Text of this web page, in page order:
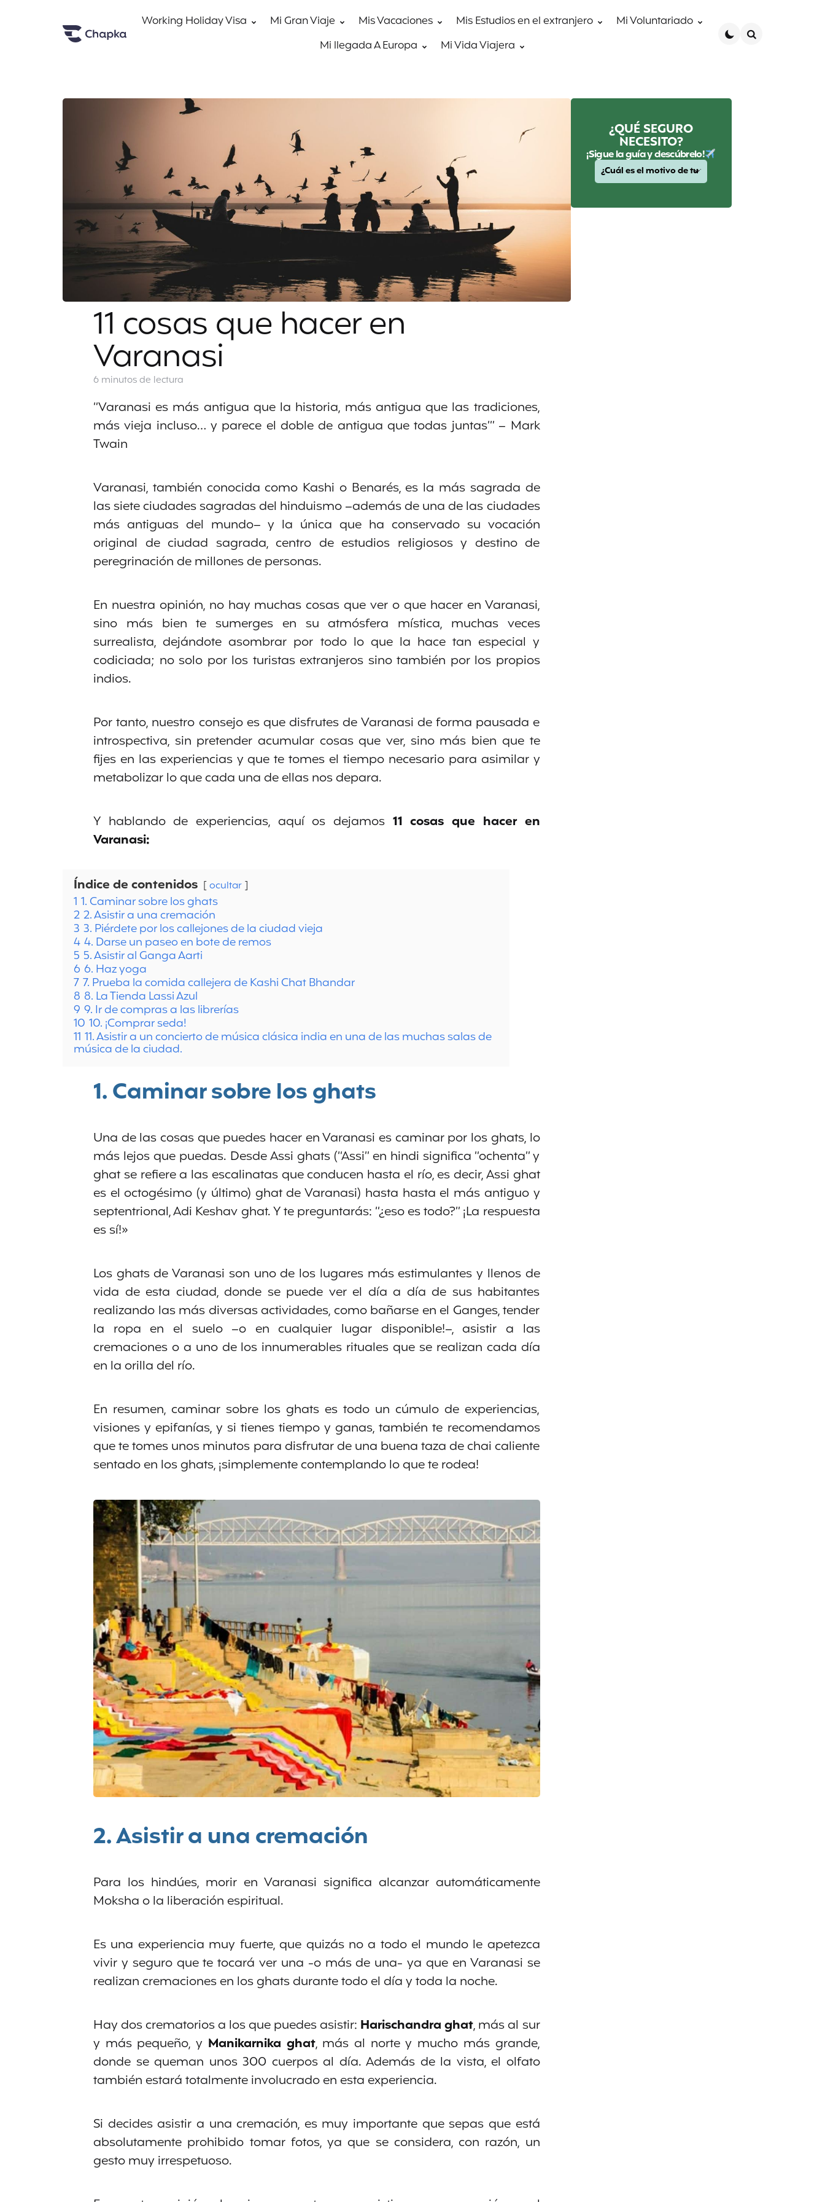
Working Holiday Visa Mi Gran Viaje Mis Vacaciones Mis Estudios en el extranjero
Mi Voluntariado
Mi llegada A Europa
Mi Vida Viajera
11 cosas que hacer en
Varanasi
6 minutosde lectura
“Varanasi es más antigua que la historia, más antigua que las tradiciones,
más vieja incluso… y parece el doble de antigua que todas juntas’” – Mark
Twain
Varanasi, también conocida como Kashi o Benarés, es la más sagrada de
las siete ciudades sagradas del hinduismo –además de una de las ciudades
más antiguas del mundo– y la única que ha conservado su vocación
original de ciudad sagrada, centro de estudios religiosos y destino de
peregrinación de millones de personas.
En nuestra opinión, no hay muchas cosas que ver o que hacer en Varanasi,
sino más bien te sumerges en su atmósfera mística, muchas veces
surrealista, dejándote asombrar por todo lo que la hace tan especial y
codiciada; no solo por los turistas extranjeros sino también por los propios
indios.
Por tanto, nuestro consejo es que disfrutes de Varanasi de forma pausada e
introspectiva, sin pretender acumular cosas que ver, sino más bien que te
fijes en las experiencias y que te tomes el tiempo necesario para asimilar y
metabolizar lo que cada una de ellas nos depara.
Y hablando de experiencias, aquí os dejamos 11 cosas que hacer en
Varanasi:
Índice de contenidos ocultar
1 1. Caminar sobre los ghats
2 2. Asistir a una cremación
3 3. Piérdete por los callejones de la ciudad vieja
4 4. Darse un paseo en bote de remos
5 5. Asistir al Ganga Aarti
6 6. Haz yoga
7 7. Prueba la comida callejera de Kashi Chat Bhandar
8 8. La Tienda Lassi Azul
9 9. Ir de compras a las librerías
10 10. ¡Comprar seda!
11 11. Asistir a un concierto de música clásica india en una de las muchas salas de
música de la ciudad.
1. Caminar sobre los ghats
Una de las cosas que puedes hacer en Varanasi es caminar por los ghats, lo
más lejos que puedas. Desde Assi ghats (“Assi” en hindi significa “ochenta” y
ghat se refiere a las escalinatas que conducen hasta el río, es decir, Assi ghat
es el octogésimo (y último) ghat de Varanasi) hasta hasta el más antiguo y
septentrional, Adi Keshav ghat. Y te preguntarás: “¿eso es todo?” ¡La respuesta
es sí!»
Los ghats de Varanasi son uno de los lugares más estimulantes y llenos de
vida de esta ciudad, donde se puede ver el día a día de sus habitantes
realizando las más diversas actividades, como bañarse en el Ganges, tender
la ropa en el suelo –o en cualquier lugar disponible!–, asistir a las
cremaciones o a uno de los innumerables rituales que se realizan cada día
en la orilla del río.
En resumen, caminar sobre los ghats es todo un cúmulo de experiencias,
visiones y epifanías, y si tienes tiempo y ganas, también te recomendamos
que te tomes unos minutos para disfrutar de una buena taza de chai caliente
sentado en los ghats, ¡simplemente contemplando lo que te rodea!
2. Asistir a una cremación
Para los hindúes, morir en Varanasi significa alcanzar automáticamente
Moksha o la liberación espiritual.
Es una experiencia muy fuerte, que quizás no a todo el mundo le apetezca
vivir y seguro que te tocará ver una -o más de una- ya que en Varanasi se
realizan cremaciones en los ghats durante todo el día y toda la noche.
Hay dos crematorios a los que puedes asistir: Harischandra ghat, más al sur
y más pequeño, y Manikarnika ghat, más al norte y mucho más grande,
donde se queman unos 300 cuerpos al día. Además de la vista, el olfato
también estará totalmente involucrado en esta experiencia.
Si decides asistir a una cremación, es muy importante que sepas que está
absolutamente prohibido tomar fotos, ya que se considera, con razón, un
gesto muy irrespetuoso.
¿QUÉ SEGURO
NECESITO?
¡Sigue la guía y descúbrelo!